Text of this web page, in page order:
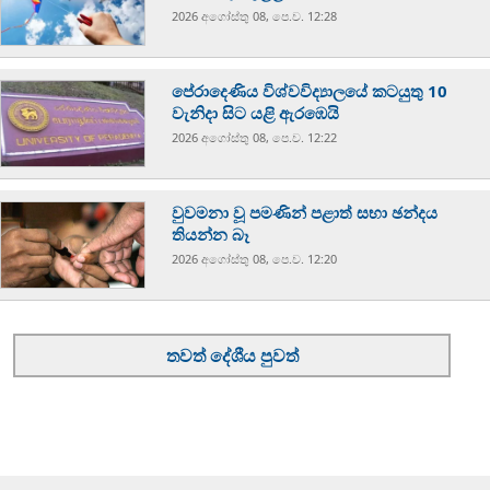
2026 අගෝස්‍තු 08, පෙ.ව. 12:28
පේරාදෙණිය විශ්වවිද්‍යාලයේ කටයුතු 10
වැනිදා සිට යළි ඇරඹෙයි
2026 අගෝස්‍තු 08, පෙ.ව. 12:22
වුවමනා වූ පමණින් පළාත් සභා ඡන්දය
තියන්න බෑ
2026 අගෝස්‍තු 08, පෙ.ව. 12:20
තවත් දේශීය පුවත්